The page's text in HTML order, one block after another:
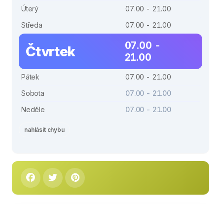
Úterý
07.00 - 21.00
Středa
07.00 - 21.00
Čtvrtek
07.00 -
21.00
Pátek
07.00 - 21.00
Sobota
07.00 - 21.00
Neděle
07.00 - 21.00
nahlásit chybu